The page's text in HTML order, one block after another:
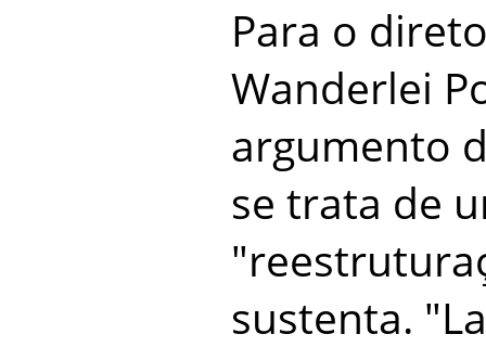
Para o
Wanderlei
argumento
se trata de
sustenta.